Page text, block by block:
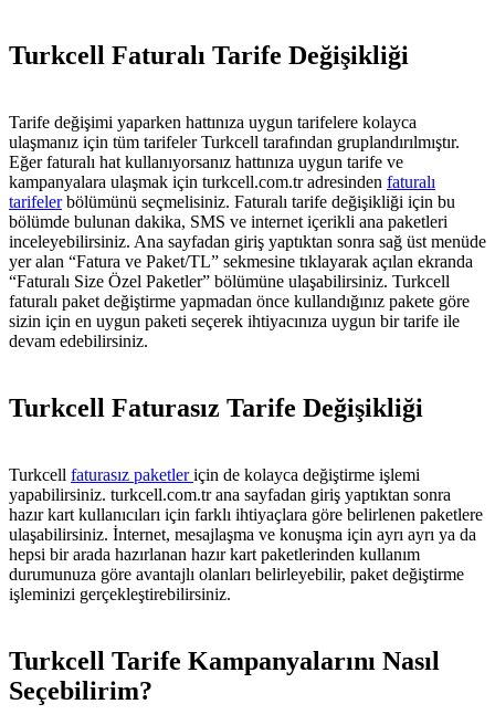
Turkcell Faturalı Tarife Değişikliği
Tarife değişimi yaparken hattınıza uygun tarifelere kolayca
ulaşmanız için tüm tarifeler Turkcell tarafından gruplandırılmıştır.
Eğer faturalı hat kullanıyorsanız hattınıza uygun tarife ve
kampanyalara ulaşmak için turkcell.com.tr adresinden faturalı
tarifeler​bölümünü seçmelisiniz. Faturalı tarife değişikliği için bu
bölümde bulunan dakika, SMS ve internet içerikli ana paketleri
inceleyebilirsiniz. Ana sayfadan giriş yaptıktan sonra sağ üst menüde
yer alan “Fatura ve Paket/TL” sekmesine tıklayarak açılan ekranda
“Faturalı Size Özel Paketler” bölümüne ulaşabilirsiniz. Turkcell
faturalı paket değiştirme yapmadan önce kullandığınız pakete göre
sizin için en uygun paketi seçerek ihtiyacınıza uygun bir tarife ile
devam edebilirsiniz.
Turkcell Faturasız Tarife Değişikliği
Turkcell faturasız paketleriçin de kolayca değiştirme işlemi
yapabilirsiniz. turkcell.com.tr ana sayfadan giriş yaptıktan sonra
hazır kart kullanıcıları için farklı ihtiyaçlara göre belirlenen paketlere
ulaşabilirsiniz. İnternet, mesajlaşma ve konuşma için ayrı ayrı ya da
hepsi bir arada hazırlanan hazır kart paketlerinden kullanım
durumunuza göre avantajlı olanları belirleyebilir, paket değiştirme
işleminizi gerçekleştirebilirsiniz.
Turkcell Tarife Kampanyalarını Nasıl
Seçebilirim?